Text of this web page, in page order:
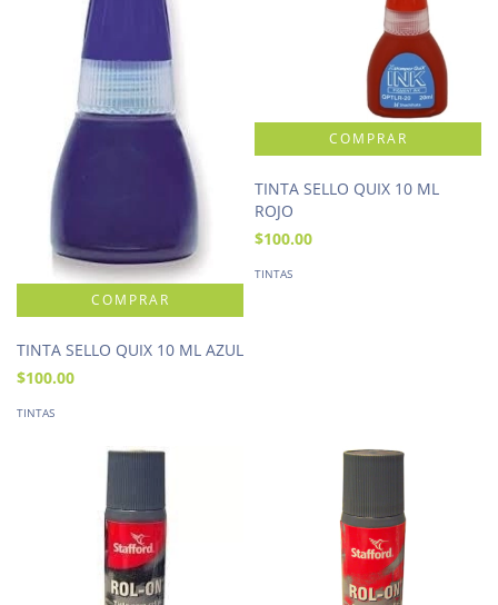
TINTA SELLO QUIX 10 ML AZUL
$100.00
TINTAS
TINTA SELLO QUIX 10 ML
ROJO
$100.00
TINTAS